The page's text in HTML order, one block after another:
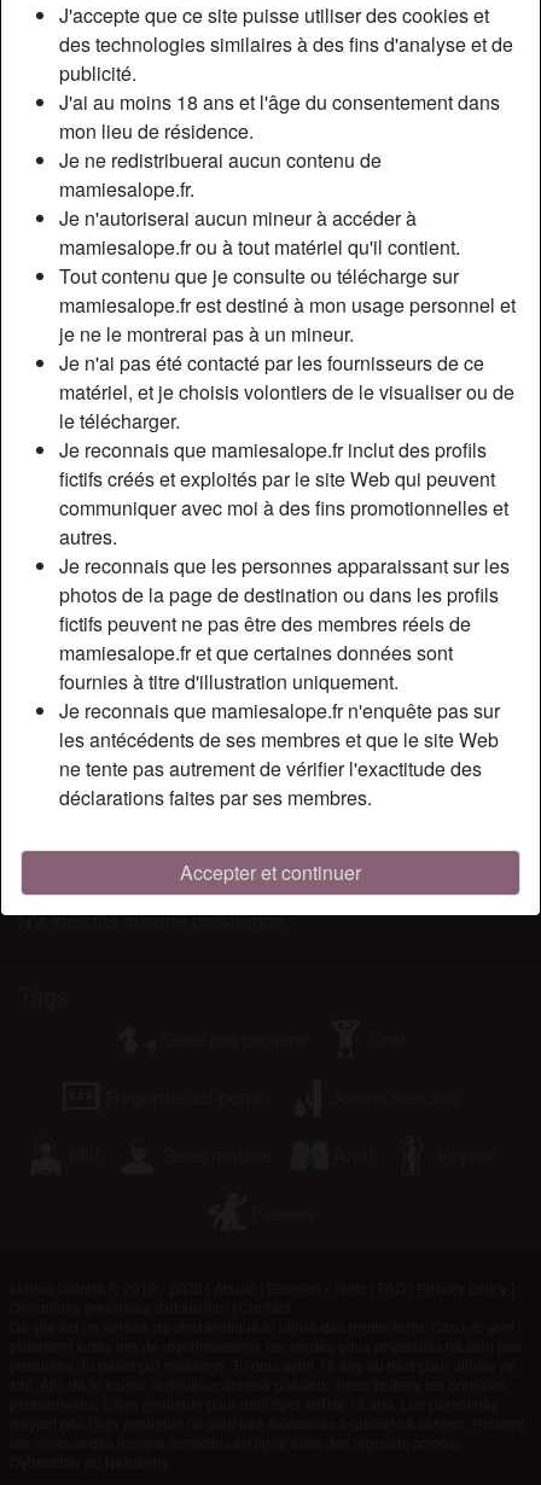
J'accepte que ce site puisse utiliser des cookies et
des technologies similaires à des fins d'analyse et de
publicité.
J'ai au moins 18 ans et l'âge du consentement dans
mon lieu de résidence.
Je ne redistribuerai aucun contenu de
mamiesalope.fr.
Je n'autoriserai aucun mineur à accéder à
mamiesalope.fr ou à tout matériel qu'il contient.
Tout contenu que je consulte ou télécharge sur
mamiesalope.fr est destiné à mon usage personnel et
je ne le montrerai pas à un mineur.
Je n'ai pas été contacté par les fournisseurs de ce
matériel, et je choisis volontiers de le visualiser ou de
le télécharger.
Je reconnais que mamiesalope.fr inclut des profils
fictifs créés et exploités par le site Web qui peuvent
communiquer avec moi à des fins promotionnelles et
autres.
Je reconnais que les personnes apparaissant sur les
photos de la page de destination ou dans les profils
fictifs peuvent ne pas être des membres réels de
mamiesalope.fr et que certaines données sont
fournies à titre d'illustration uniquement.
Je reconnais que mamiesalope.fr n'enquête pas sur
les antécédents de ses membres et que le site Web
ne tente pas autrement de vérifier l'exactitude des
déclarations faites par ses membres.
Accepter et continuer
Nickname:
TheBiggertheBetter
Âge:
59
Pays:
France
Département:
Haut-Rhin
Sexe:
Femme
Sexualité:
Hétéro
Relation:
Couleur des cheveux:
Blonde
Couleur des yeux:
Brun
Épilé(e):
Oui
Fumeur(euse):
Description
Je profite de ma petite description pour vous dire que ma
recherche d’homme débute dès 20 ans, jusqu’a la
soixantaine comme moi pour un plan cul. Uniquement pour
homme respectueux et sachant faire l’amour à une femme
très demandeuse. Contactez moi vite, et si vous avez des
questions ou si vous souhaitez que je vous envoi plus de
Cherche
N'a spécifié aucune préférence